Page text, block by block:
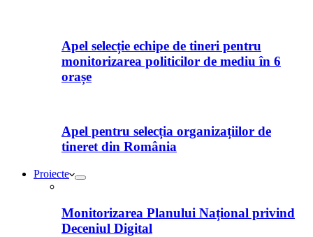
Apel selecție echipe de tineri pentru
monitorizarea politicilor de mediu în 6
orașe
Apel pentru selecția organizațiilor de
tineret din România
Proiecte
Monitorizarea Planului Național privind
Deceniul Digital